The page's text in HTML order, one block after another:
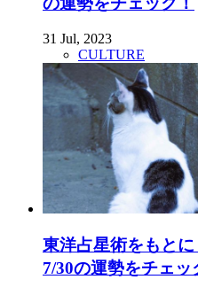
31 Jul, 2023
CULTURE
東洋占星術をもと
7/30の運勢をチェッ